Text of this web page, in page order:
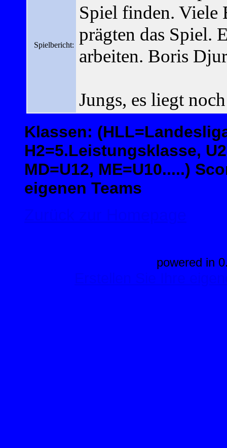
Spielbericht:
Spiel finden. Viele
prägten das Spiel.
arbeiten. Boris
Jungs, es liegt
Klassen:
H2=5.Leistungsklasse,
MD=U12, ME=U10.....)
eigenen Teams
powered in